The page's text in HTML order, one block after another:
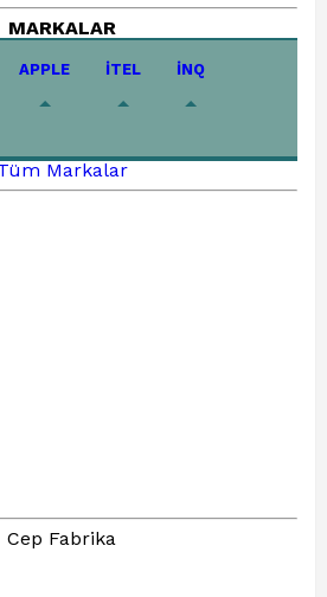
MARKALAR
APPLE İTEL İNQ
Markalar
Cep Fabrika